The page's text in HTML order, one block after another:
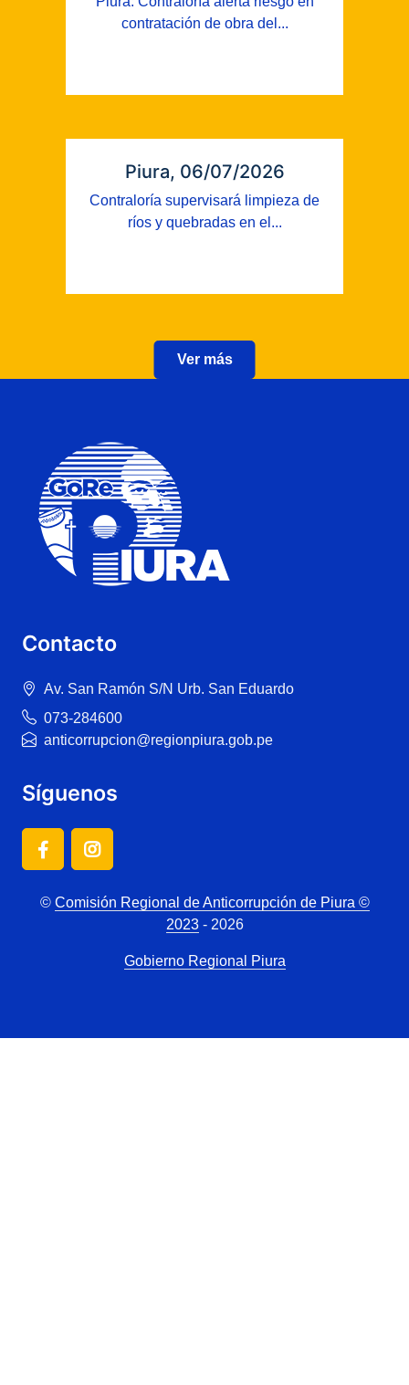
contratación de obra del...
Piura, 06/07/2026
Contraloría supervisará limpieza de
ríos y quebradas en el...
Ver más
Contacto
Av. San Ramón S/N Urb. San Eduardo
073-284600
anticorrupcion@regionpiura.gob.pe
Síguenos
© Comisión Regional de Anticorrupción de Piura ©
2023- 2026
Gobierno Regional Piura